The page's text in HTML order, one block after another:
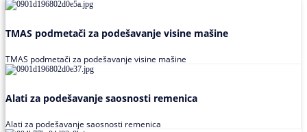
TMAS podmetači za podešavanje visine mašine
TMAS podmetači za podešavanje visine mašine
Alati za podešavanje saosnosti remenica
Alati za podešavanje saosnosti remenica